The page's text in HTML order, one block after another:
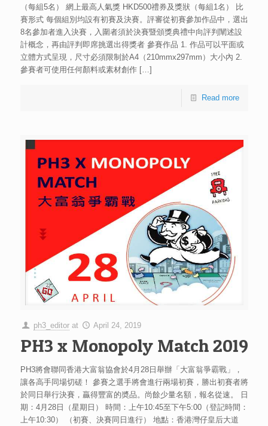
（每組5名） 網上最高人氣獎 HKD500禮券及獎狀（每組1名） 比
賽形式 每個組別均設有初賽及決賽。評審從初賽參加作品中，選出
8名參加者進入決賽，入圍者須於決賽暨頒獎典禮中向評判闡述設
計概念，再由評判即席挑選出得獎者 參賽作品 1. 作品可以平面或
立體方式呈現，尺寸必須限制於A4（210mmx297mm）大小內 2.
參賽者可使用任何顏料或素材創作[…]
Read more
ph3_editor at April 24, 2019
PH3 x Monopoly Match 2019
PH3將會聯同香港大富翁協會於4月28日舉辦「大富翁爭霸戰」，
讓各高手同場切磋！ 參賽之選手將會進行兩場初賽，勝出初賽者將
於同日舉行決賽，贏得豐富的奬品。尚餘少量名額，報名從速。 日
期：4月28日（星期日） 時間：上午10:45至下午5:00（登記時間：
上午10:30） （初賽、決賽同日進行） 地點：香港灣仔皇后大道